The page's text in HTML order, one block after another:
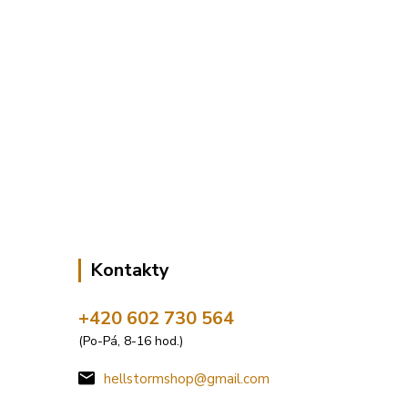
Kontakty
+420 602 730 564
(Po-Pá, 8-16 hod.)
hellstormshop@gmail.com